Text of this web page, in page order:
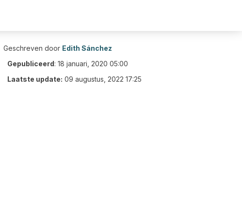
Geschreven door Edith Sánchez
Gepubliceerd: 18 januari, 2020 05:00
Laatste update: 09 augustus, 2022 17:25